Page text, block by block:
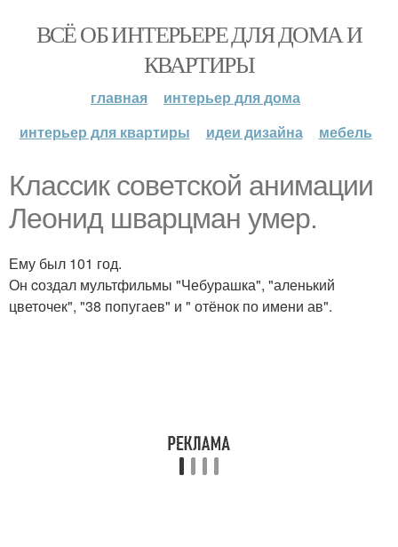
ВСЁ ОБ ИНТЕРЬЕРЕ ДЛЯ ДОМА И
КВАРТИРЫ
главная
интерьер для дома
интерьер для квартиры
идеи дизайна мебель
Клaccик cовeтcкой aнимaции
Лeонид швapцмaн умep.
Ему был 101 год.
Он cоздал мультфильмы "Чебурашка", "аленький
цветочек", "38 попугаев" и " отёнок по имeни ав".